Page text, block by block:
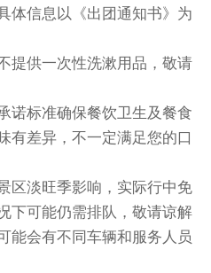
考菜单：卤味拼盘,红烧牛
or红烧鱼一条,梅菜扣肉,麻
肉丸扒时蔬,猪骨萝卜汤 ,
理
晚餐：自理
体信息以《出团通知书》为
提供一次性洗漱用品，敬请
诺标准确保餐饮卫生及餐食
有差异，不一定满足您的口
区淡旺季影响，实际行中免
下可能仍需排队，敬请谅解
能会有不同车辆和服务人员